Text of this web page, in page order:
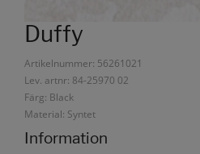
Duffy
Artikelnummer: 56261021
Lev. artnr: 84-25970 02
Färg: Black
Material: Syntet
Information